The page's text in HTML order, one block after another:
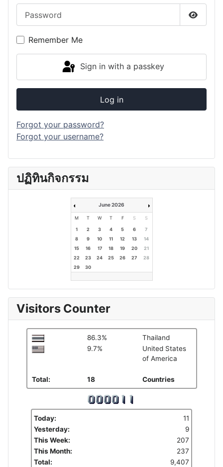
Show
Remember Me
Sign in with a passkey
Log in
Forgot your password?
Forgot your username?
ปฏิทินกิจกรรม
June 2026
M T W T F S S
1 2 3 4 5 6
7
8
9 10 11 12 13
14
15
16 17 18 19 20
21
22
23 24 25 26 27
28
29
30
Visitors Counter
86.3%
Thailand
9.7%
United States
of America
Total: 18 Countries
Today:
11
Yesterday:
9
This Week:
207
This Month:
237
Total:
9,407